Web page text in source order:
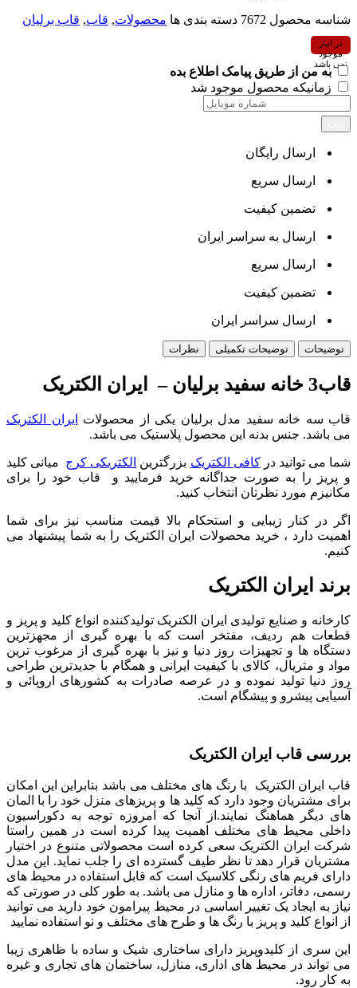
شناسه محصول 7672 دسته بندی ها محصولات, قاب, قاب برلیان
در انبار
موجود
نمی باشد
به من از طریق پیامک اطلاع بده
زمانیکه محصول موجود شد
ارسال رایگان
ارسال سریع
تضمین کیفیت
ارسال به سراسر ایران
ارسال سریع
تضمین کیفیت
ارسال سراسر ایران
توضیحات توضیحات تکمیلی نظرات
قاب3 خانه سفید برلیان – ایران الکتریک
قاب سه خانه سفید مدل برلیان یکی از محصولات
ايران الکتريک
می باشد. جنس بدنه این محصول پلاستیک می باشد.
شما می توانید درکافی الکتریک بزرگترین الکتریکی کرج میانی کلید
و پریز را به صورت جداگانه خرید فرمایید و قاب خود را برای
مکانیزم مورد نظرتان انتخاب کنید.
اگر در کنار زیبایی و استحکام بالا قیمت مناسب نیز برای شما
اهمیت دارد ، خرید محصولات ایران الکتریک را به شما پیشنهاد می
کنیم.
برند ایران الکتریک
کارخانه و صنایع تولیدی ایران الکتریک تولیدکننده انواع کلید و پریز و
قطعات هم رديف، مفتخر است که با بهره گیری از مجهزترین
دستگاه ها و تجهیزات روز دنیا و نیز با بهره گیری از مرغوب ترین
مواد و متریال، کالای با کیفیت ایرانی و همگام با جدیدترین طراحی
روز دنیا تولید نموده و در عرصه صادرات به کشورهای اروپائی و
آسیایی پیشرو و پیشگام است.
بررسی قاب ایران الکتریک
قاب ایران الکتریک با رنگ های مختلف می باشد بنابراین این امکان
برای مشتریان وجود دارد که کلید ها و پریزهای منزل خود را با المان
های دیگر هماهنگ نمایند.از آنجا که امروزه توجه به دکوراسیون
داخلی محیط های مختلف اهمیت پیدا کرده است در همین راستا
شرکت ایران الکتریک سعی کرده است محصولاتی متنوع در اختیار
مشتریان قرار دهد تا نظر طیف گسترده ای را جلب نماید. این مدل
دارای فریم های رنگی کلاسیک است که قابل استفاده در محیط های
رسمی، دفاتر، اداره ها و منازل می باشد. به طور کلی در صورتی که
نیاز به ایجاد یک تغییر اساسی در محیط پیرامون خود دارید می توانید
از انواع کلید و پریز با رنگ ها و طرح های مختلف و نو استفاده نمایید
این سری از کلیدوپریز دارای ساختاری شیک و ساده با ظاهری زیبا
می تواند در محیط های اداری، منازل، ساختمان های تجاری و غیره
به کار رود.